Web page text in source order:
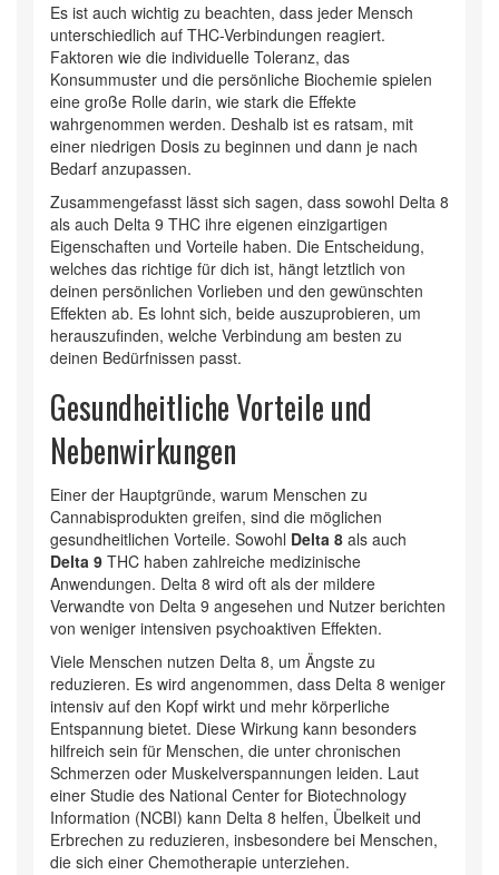
Es ist auch wichtig zu beachten, dass jeder Mensch
unterschiedlich auf THC-Verbindungen reagiert.
Faktoren wie die individuelle Toleranz, das
Konsummuster und die persönliche Biochemie spielen
eine große Rolle darin, wie stark die Effekte
wahrgenommen werden. Deshalb ist es ratsam, mit
einer niedrigen Dosis zu beginnen und dann je nach
Bedarf anzupassen.
Zusammengefasst lässt sich sagen, dass sowohl Delta 8
als auch Delta 9 THC ihre eigenen einzigartigen
Eigenschaften und Vorteile haben. Die Entscheidung,
welches das richtige für dich ist, hängt letztlich von
deinen persönlichen Vorlieben und den gewünschten
Effekten ab. Es lohnt sich, beide auszuprobieren, um
herauszufinden, welche Verbindung am besten zu
deinen Bedürfnissen passt.
Gesundheitliche Vorteile und
Nebenwirkungen
Einer der Hauptgründe, warum Menschen zu
Cannabisprodukten greifen, sind die möglichen
gesundheitlichen Vorteile. Sowohl Delta 8 als auch
Delta 9 THC haben zahlreiche medizinische
Anwendungen. Delta 8 wird oft als der mildere
Verwandte von Delta 9 angesehen und Nutzer berichten
von weniger intensiven psychoaktiven Effekten.
Viele Menschen nutzen Delta 8, um Ängste zu
reduzieren. Es wird angenommen, dass Delta 8 weniger
intensiv auf den Kopf wirkt und mehr körperliche
Entspannung bietet. Diese Wirkung kann besonders
hilfreich sein für Menschen, die unter chronischen
Schmerzen oder Muskelverspannungen leiden. Laut
einer Studie des National Center for Biotechnology
Information (NCBI) kann Delta 8 helfen, Übelkeit und
Erbrechen zu reduzieren, insbesondere bei Menschen,
die sich einer Chemotherapie unterziehen.